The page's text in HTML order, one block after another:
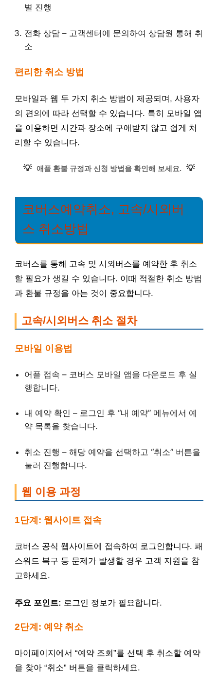
별 진행
전화 상담 – 고객센터에 문의하여 상담원 통해 취
소
편리한 취소 방법
모바일과 웹 두 가지 취소 방법이 제공되며, 사용자
의 편의에 따라 선택할 수 있습니다. 특히 모바일 앱
을 이용하면 시간과 장소에 구애받지 않고 쉽게 처
리할 수 있습니다.
💡 애플 환불 규정과 신청 방법을 확인해 보세요. 💡
코버스예약취소, 고속/시외버
스 취소방법
코버스를 통해 고속 및 시외버스를 예약한 후 취소
할 필요가 생길 수 있습니다. 이때 적절한 취소 방법
과 환불 규정을 아는 것이 중요합니다.
고속/시외버스 취소 절차
모바일 이용법
어플 접속 – 코버스 모바일 앱을 다운로드 후 실
행합니다.
내 예약 확인 – 로그인 후 “내 예약” 메뉴에서 예
약 목록을 찾습니다.
취소 진행 – 해당 예약을 선택하고 “취소” 버튼을
눌러 진행합니다.
웹 이용 과정
1단계: 웹사이트 접속
코버스 공식 웹사이트에 접속하여 로그인합니다. 패
스워드 복구 등 문제가 발생할 경우 고객 지원을 참
고하세요.
주요 포인트: 로그인 정보가 필요합니다.
2단계: 예약 취소
마이페이지에서 “예약 조회”를 선택 후 취소할 예약
을 찾아 “취소” 버튼을 클릭하세요.